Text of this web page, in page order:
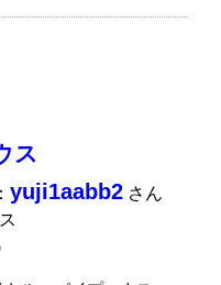
ス
yuji1aabb2 さん